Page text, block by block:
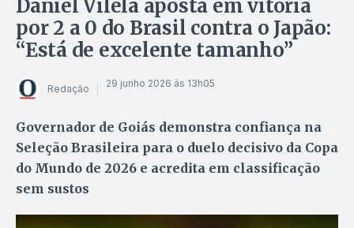
Daniel Vilela aposta em vitória
por 2 a 0 do Brasil contra o Japão:
“Está de excelente tamanho”
Redação 29 junho 2026 às 13h05
Governador de Goiás demonstra confiança na
Seleção Brasileira para o duelo decisivo da Copa
do Mundo de 2026 e acredita em classificação
sem sustos